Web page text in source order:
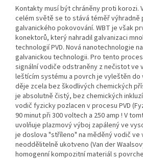
Kontakty musí být chráněny proti korozi.
celém světě se to stává téměř výhradně
galvanického pokovování. WBT je však
konektorů, který nahradil galvanizaci
technologií PVD. Nová nanotechnologie
galvanickou technologii. Pro tento
signální vodiče odstraněny z nečistot ve
leštícím systému a povrch je vyleštěn do
děje zcela bez škodlivých chemických
je absolutně čistý, bez chemických
vodič fyzicky pozlacen v procesu PVD
90 minut při 300 voltech a 250 amp ! V
uvolňuje plazmový výboj zapálený ve
je doslova "stříleno" na měděný vodič ve
neoddělitelně ukotveno (Van der
homogenní kompozitní materiál s